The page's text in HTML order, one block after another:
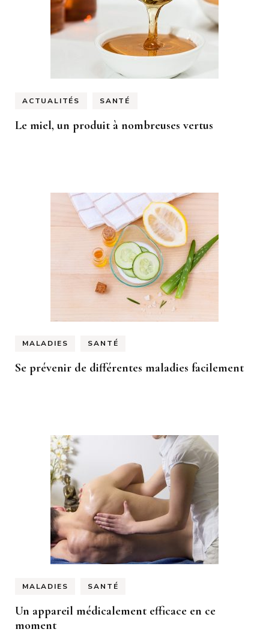
ACTUALITÉS SANTÉ
Le miel, un produit à nombreuses vertus
MALADIES SANTÉ
Se prévenir de différentes maladies facilement
MALADIES SANTÉ
Un appareil médicalement efficace en ce
moment